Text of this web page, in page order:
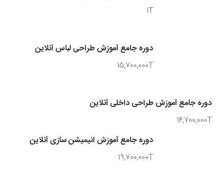
1T
دوره جامع آموزش طراحی لباس آنلاین
15,700,000T
دوره جامع آموزش طراحی داخلی آنلاین
14,700,000T
دوره جامع آموزش انیمیشن سازی آنلاین
19,700,000T